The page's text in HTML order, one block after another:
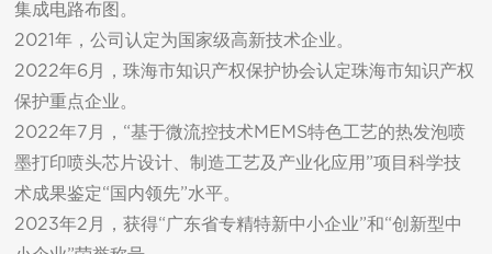
集成电路布图。
2021年，公司认定为国家级高新技术企业。
2022年6月，珠海市知识产权保护协会认定珠海市知识产权
保护重点企业。
2022年7月，“基于微流控技术MEMS特色工艺的热发泡喷
墨打印喷头芯片设计、制造工艺及产业化应用”项目科学技
术成果鉴定“国内领先”水平。
2023年2月，获得“广东省专精特新中小企业”和“创新型中